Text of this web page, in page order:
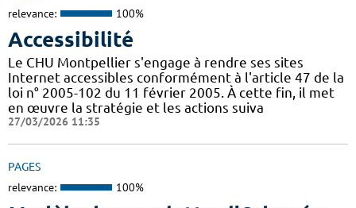
relevance: 100%
Accessibilité
Le CHU Montpellier s'engage à rendre ses sites
Internet accessibles conformément à l'article 47 de la
loi n° 2005-102 du 11 février 2005. À cette fin, il met
en œuvre la stratégie et les actions suiva
27/03/2026 11:35
PAGES
relevance: 100%